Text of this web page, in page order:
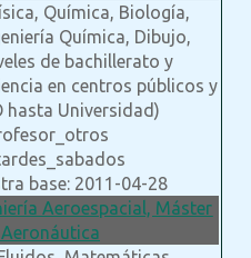
Química, Biología,
Química, Dibujo,
de bachillerato y
en centros públicos y
hasta Universidad)
base: 2011-04-28
Aeroespacial, Máster